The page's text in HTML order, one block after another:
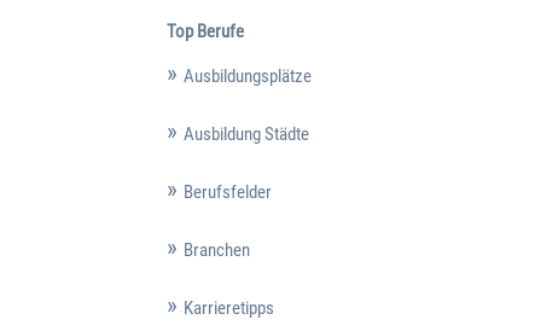
Top Berufe
Ausbildungsplätze
Ausbildung Städte
Berufsfelder
Branchen
Karrieretipps